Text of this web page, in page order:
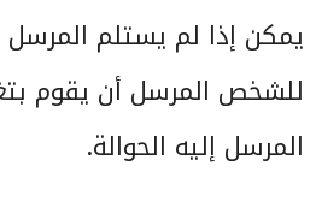
يمكن إذا لم يستلم المرسل
للشخص المرسل أن يقوم
المرسل إليه الحوالة.